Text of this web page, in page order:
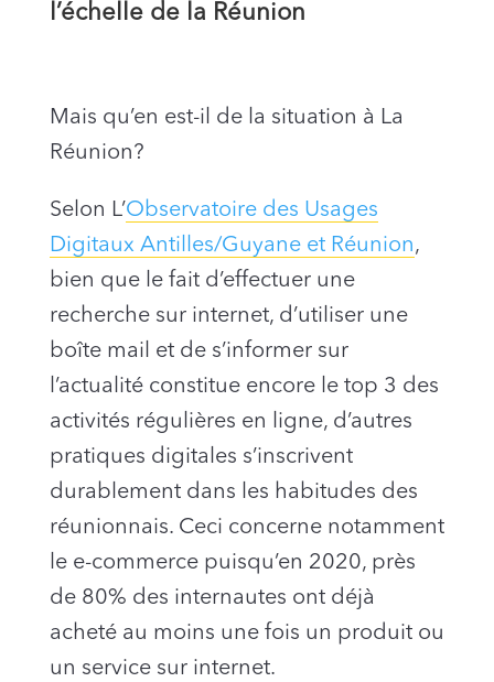
l’échelle de la Réunion
Mais qu’en est-il de la situation à La
Réunion?
Selon L’Observatoire des Usages
Digitaux Antilles/Guyane et Réunion,
bien que le fait d’effectuer une
recherche sur internet, d’utiliser une
boîte mail et de s’informer sur
l’actualité constitue encore le top 3 des
activités régulières en ligne, d’autres
pratiques digitales s’inscrivent
durablement dans les habitudes des
réunionnais. Ceci concerne notamment
le e-commerce puisqu’en 2020, près
de 80% des internautes ont déjà
acheté au moins une fois un produit ou
un service sur internet.